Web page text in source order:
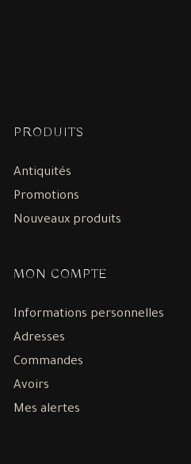
PRODUITS
Antiquités
Promotions
Nouveaux produits
MON COMPTE
Informations personnelles
Adresses
Commandes
Avoirs
Mes alertes